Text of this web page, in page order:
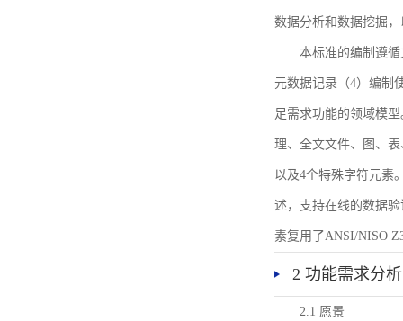
数据分析和数据挖掘
本标准的编制遵
元数据记录（4）编制
足需求功能的领域模
理、全文文件、图、
以及4个特殊字符元素
述，支持在线的数据
素复用了ANSI/NISO
2 功能需求分析
2.1 愿景